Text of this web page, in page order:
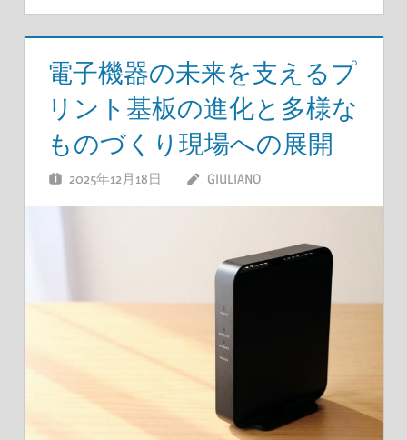
電子機器の未来を支えるプ
リント基板の進化と多様な
ものづくり現場への展開
2025年12月18日 GIULIANO